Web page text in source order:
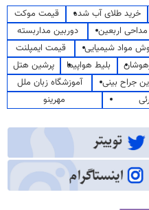
خرید طلای آب شده
قیمت موکت
مداحی اربعین
دوربین مداربسته
مواد شیمیایی
قیمت ایمپلنت
بلیط هواپیما
پرشین هتل
جراح بینی
آموزشگاه زبان ملل
مهرینو